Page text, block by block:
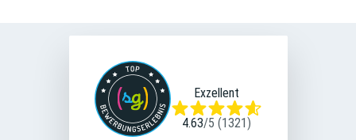
Exzellent
4.63/5 (1321)